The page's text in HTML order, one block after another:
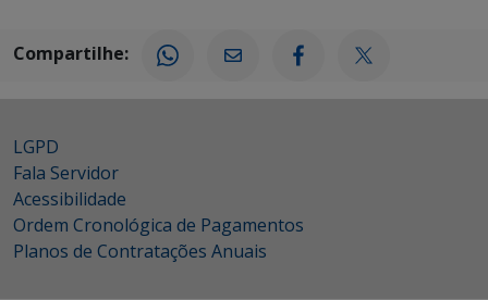
Compartilhe:
LGPD
Fala Servidor
Acessibilidade
Ordem Cronológica de Pagamentos
Planos de Contratações Anuais